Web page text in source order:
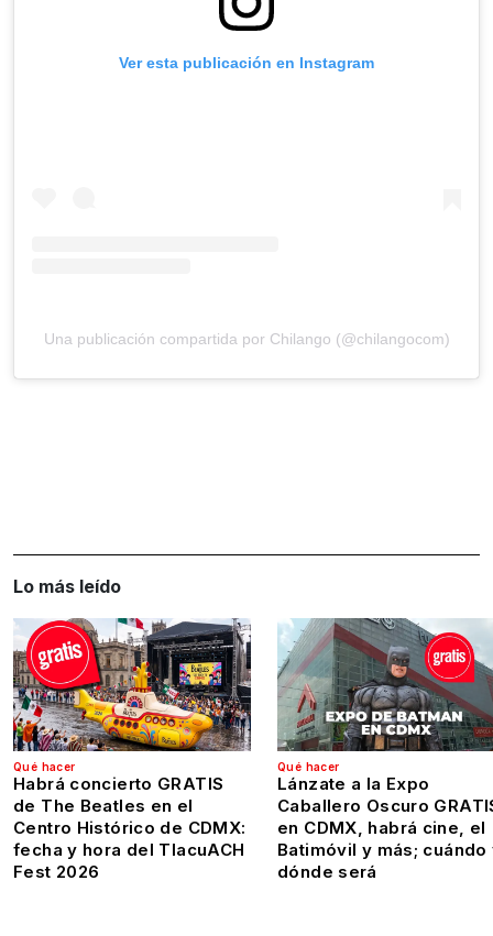
Ver esta publicación en Instagram
Una publicación compartida por Chilango (@chilangocom)
Lo más leído
Qué hacer
Habrá concierto GRATIS
de The Beatles en el
Centro Histórico de CDMX:
fecha y hora del TlacuACH
Fest 2026
Qué hacer
Lánzate a la Expo
Caballero Oscuro
en CDMX, habrá cine, el
Batimóvil y más; cuándo
dónde será